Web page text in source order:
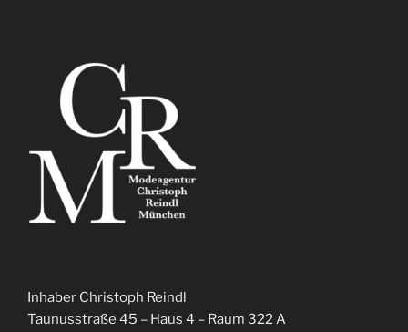
Inhaber Christoph Reindl
Taunusstraße 45 – Haus 4 – Raum 322 A